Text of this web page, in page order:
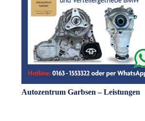
Autozentrum Garbsen – Leistungen